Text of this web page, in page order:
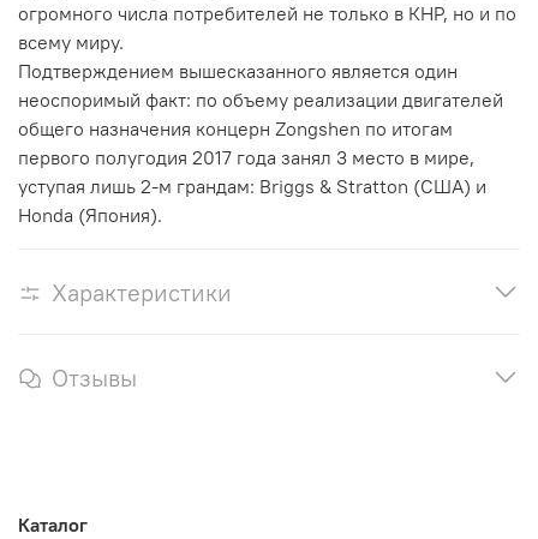
огромного числа потребителей не только в КНР, но и по
всему миру.
Подтверждением вышесказанного является один
неоспоримый факт: по объему реализации двигателей
общего назначения концерн Zongshen по итогам
первого полугодия 2017 года занял 3 место в мире,
уступая лишь 2-м грандам: Briggs & Stratton (США) и
Honda (Япония).
Характеристики
Отзывы
Каталог